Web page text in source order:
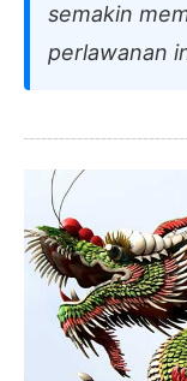
semakin
perlawanan